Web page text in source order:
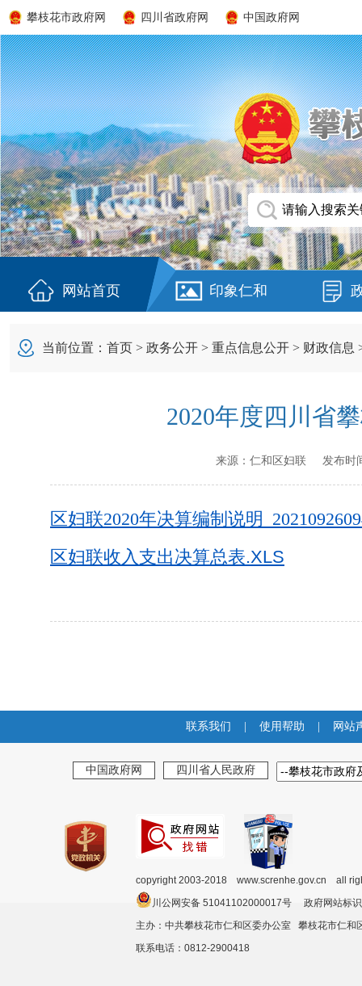
攀枝花市政府网 四川省政府网 中国政府网
网站首页 印象仁和
当前位置： 首页 > 政务公开 > 重点信息公开 > 财政信息
2020年度四川省
来源： 仁和区妇联 发布时
区妇联2020年决算编制说明
区妇联收入支出决算总表.XLS
联系我们 使用帮助 网站
中国政府网 四川省人民政府
copyright 2003-2018 www.screnhe.gov.cn all
川公网安备 51041102000017号 政府网站
主办：中共攀枝花市仁和区委办公室 攀枝花市仁
联系电话：0812-2900418